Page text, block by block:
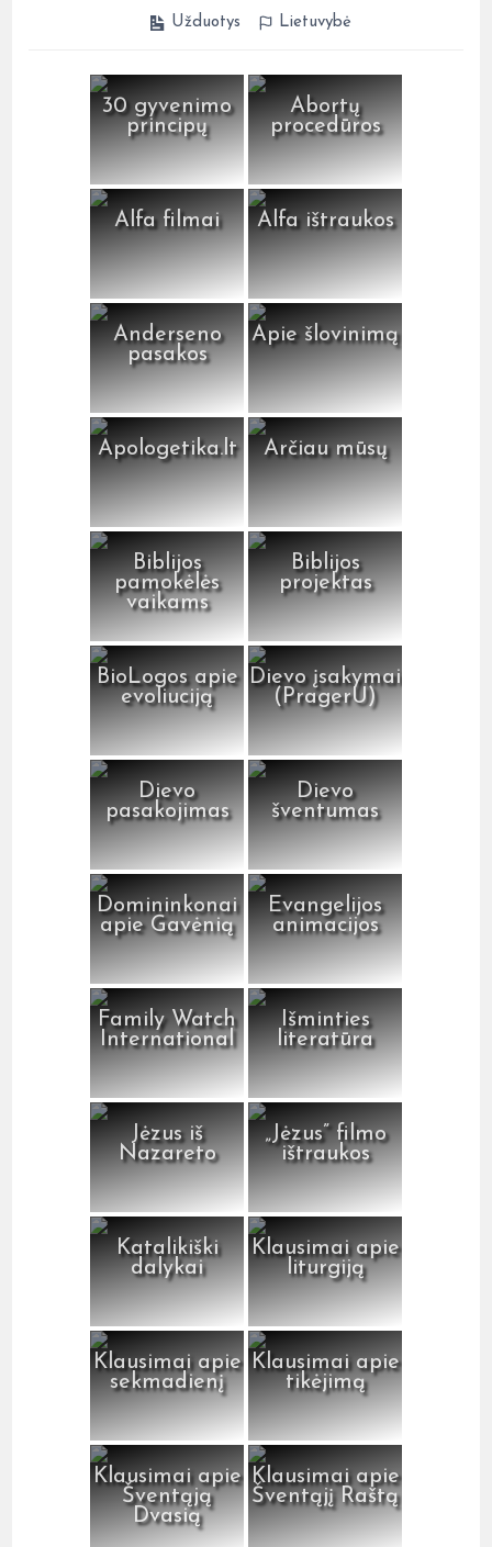
Užduotys Lietuvybė
30 gyvenimo
principų
Abortų
procedūros
Alfa filmai Alfa ištraukos
Anderseno
pasakos
Apie šlovinimą
Apologetika.lt Arčiau mūsų
Biblijos
pamokėlės
vaikams
Biblijos
projektas
BioLogos apie
evoliuciją
Dievo įsakymai
(PragerU)
Dievo
pasakojimas
Dievo
šventumas
Domininkonai
apie Gavėnią
Evangelijos
animacijos
Family Watch
International
Išminties
literatūra
Jėzus iš
Nazareto
„Jėzus” filmo
ištraukos
Katalikiški
dalykai
Klausimai apie
liturgiją
Klausimai apie
sekmadienį
Klausimai apie
tikėjimą
Klausimai apie
Šventąją
Dvasią
Klausimai apie
Šventąjį Raštą